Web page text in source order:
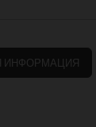
ИНФОРМАЦИЯ